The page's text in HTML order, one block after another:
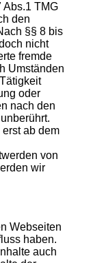
TMG
den
§§ 8 bis
nicht
fremde
Umständen
oder
nach den
ab dem
von
wir
Webseiten
haben.
auch